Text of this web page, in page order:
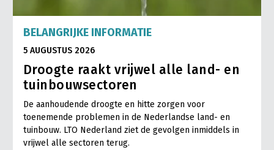
BELANGRIJKE INFORMATIE
5 AUGUSTUS 2026
Droogte raakt vrijwel alle land- en
tuinbouwsectoren
De aanhoudende droogte en hitte zorgen voor
toenemende problemen in de Nederlandse land- en
tuinbouw. LTO Nederland ziet de gevolgen inmiddels in
vrijwel alle sectoren terug.